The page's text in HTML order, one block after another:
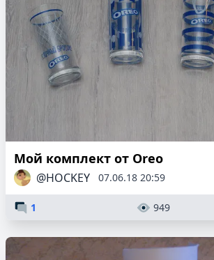
Мой комплект от Oreo
@HOCKEY 07.06.18 20:59
1 949